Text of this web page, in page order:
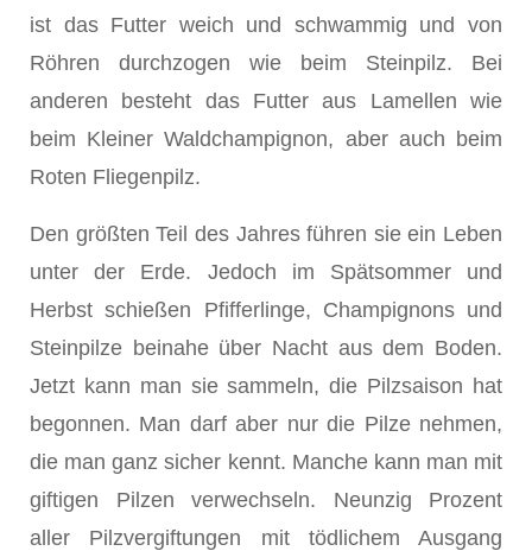
ist das Futter weich und schwammig und von
Röhren durchzogen wie beim Steinpilz. Bei
anderen besteht das Futter aus Lamellen wie
beim Kleiner Waldchampignon, aber auch beim
Roten Fliegenpilz.
Den größten Teil des Jahres führen sie ein Leben
unter der Erde. Jedoch im Spätsommer und
Herbst schießen Pfifferlinge, Champignons und
Steinpilze beinahe über Nacht aus dem Boden.
Jetzt kann man sie sammeln, die Pilzsaison hat
begonnen. Man darf aber nur die Pilze nehmen,
die man ganz sicher kennt. Manche kann man mit
giftigen Pilzen verwechseln. Neunzig Prozent
aller Pilzvergiftungen mit tödlichem Ausgang